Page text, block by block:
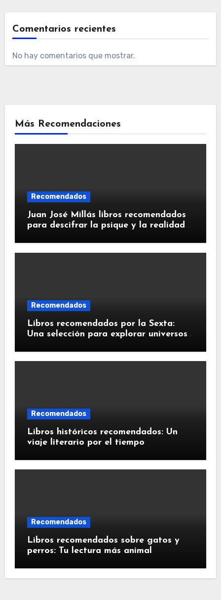
Comentarios recientes
No hay comentarios que mostrar.
Más Recomendaciones
Recomendados
Juan José Millás libros recomendados
para descifrar la psique y la realidad
Recomendados
Libros recomendados por la Sexta:
Una selección para explorar universos
Recomendados
Libros históricos recomendados: Un
viaje literario por el tiempo
Recomendados
Libros recomendados sobre gatos y
perros: Tu lectura más animal